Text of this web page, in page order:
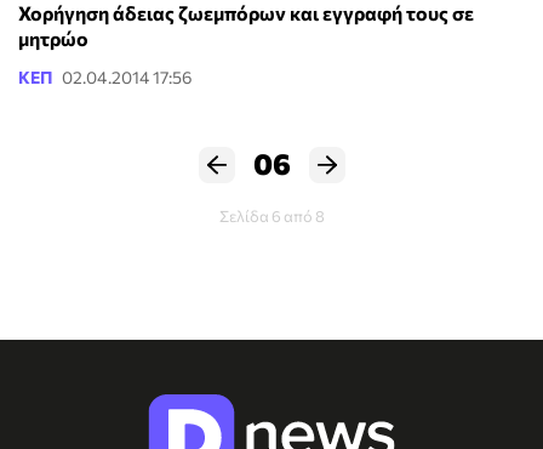
Χορήγηση άδειας ζωεμπόρων και εγγραφή τους σε
μητρώο
ΚΕΠ 02.04.2014 17:56
06
Σελίδα 6 από 8